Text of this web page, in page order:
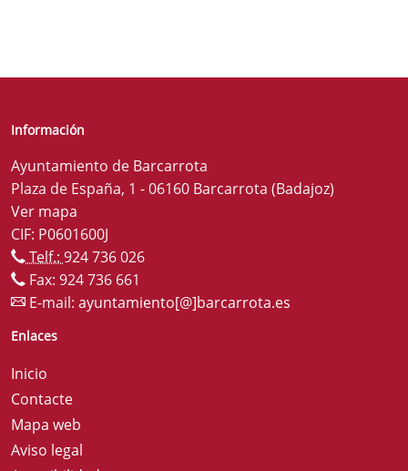
Información
Ayuntamiento de Barcarrota
Plaza de España, 1 - 06160 Barcarrota (Badajoz)
Ver mapa
CIF: P0601600J
Telf.: 924 736 026
Fax: 924 736 661
E-mail: ayuntamiento[@]barcarrota.es
Enlaces
Inicio
Contacte
Mapa web
Aviso legal